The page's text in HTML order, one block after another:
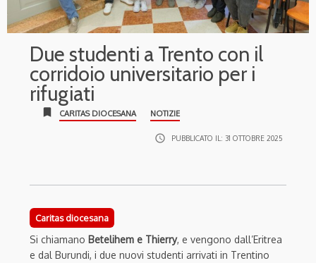
Due studenti a Trento con il
corridoio universitario per i
rifugiati
bookmark CARITAS DIOCESANA NOTIZIE
access_time PUBBLICATO IL: 31 OTTOBRE 2025
Caritas diocesana
Si chiamano Betelihem e Thierry, e vengono dall’Eritrea
e dal Burundi, i due nuovi studenti arrivati in Trentino